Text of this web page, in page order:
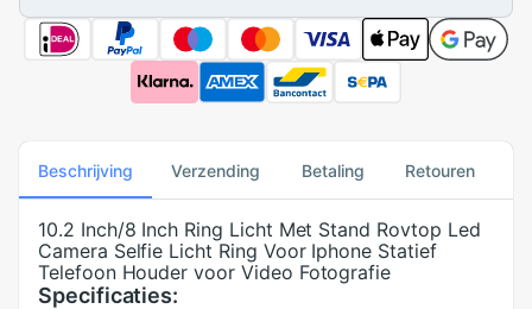
Beschrijving Verzending Betaling Retouren
10.2 Inch/8 Inch Ring Licht Met Stand Rovtop Led
Camera Selfie Licht Ring Voor Iphone Statief
Telefoon Houder voor Video Fotografie
Specificaties: